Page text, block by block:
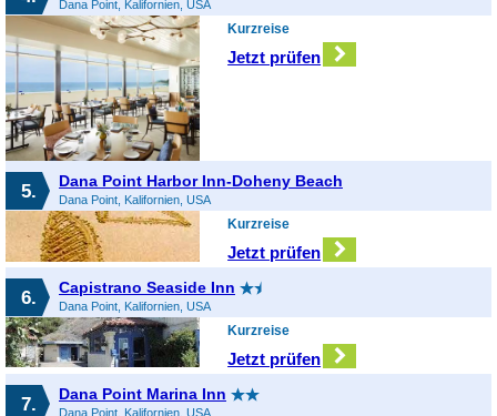
Dana Point, Kalifornien, USA
Kurzreise
Jetzt prüfen
5. Dana Point Harbor Inn-Doheny Beach
Dana Point, Kalifornien, USA
Kurzreise
Jetzt prüfen
6. Capistrano Seaside Inn
Dana Point, Kalifornien, USA
Kurzreise
Jetzt prüfen
7. Dana Point Marina Inn
Dana Point, Kalifornien, USA